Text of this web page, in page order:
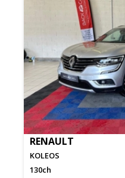
RENAULT
KOLEOS
130ch